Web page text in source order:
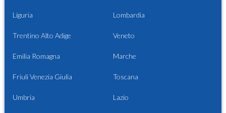
Liguria Lombardia
Trentino Alto Adige Veneto
Emilia Romagna Marche
Friuli Venezia Giulia Toscana
Umbria Lazio